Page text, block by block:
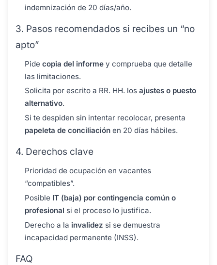
indemnización de 20 días/año.
3. Pasos recomendados si recibes un “no
apto”
Pide copia del informe y comprueba que detalle
las limitaciones.
Solicita por escrito a RR. HH. los ajustes o puesto
alternativo.
Si te despiden sin intentar recolocar, presenta
papeleta de conciliación en 20 días hábiles.
4. Derechos clave
Prioridad de ocupación en vacantes
“compatibles”.
Posible IT (baja) por contingencia común o
profesional si el proceso lo justifica.
Derecho a la invalidez si se demuestra
incapacidad permanente (INSS).
FAQ